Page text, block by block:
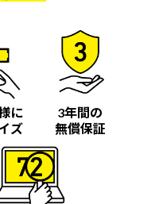
に
ズ
3年間の
無償保証